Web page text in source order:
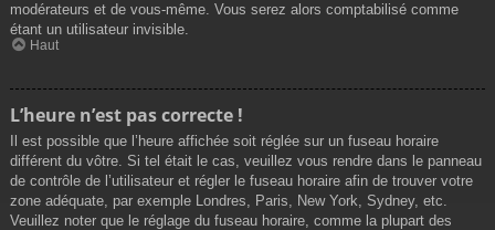
modérateurs et de vous-même. Vous serez alors comptabilisé comme
étant un utilisateur invisible.
Haut
L’heure n’est pas correcte !
Il est possible que l’heure affichée soit réglée sur un fuseau horaire
différent du vôtre. Si tel était le cas, veuillez vous rendre dans le panneau
de contrôle de l’utilisateur et régler le fuseau horaire afin de trouver votre
zone adéquate, par exemple Londres, Paris, New York, Sydney, etc.
Veuillez noter que le réglage du fuseau horaire, comme la plupart des